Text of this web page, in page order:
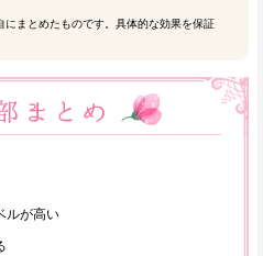
まとめたものです。具体的な効果を保証
ルが高い